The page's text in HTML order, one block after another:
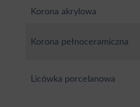
Korona akrylowa
Korona pełnoceramiczna
Licówka porcelanowa